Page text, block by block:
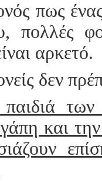
πως
πολλές
αρκετό.
δεν
των
και